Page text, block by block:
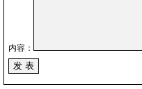
内容：